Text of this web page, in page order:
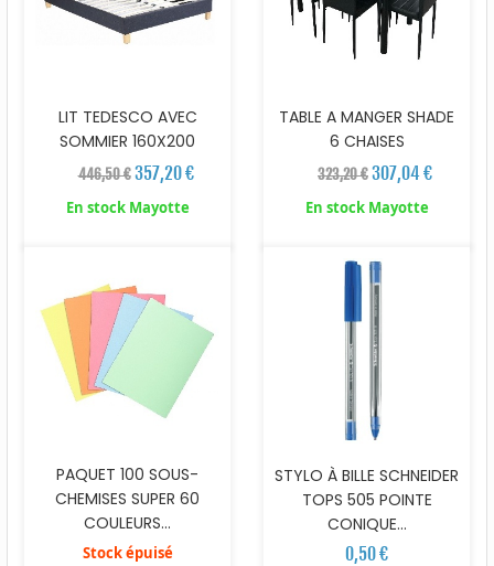
LIT TEDESCO AVEC
SOMMIER 160X200
446,50 € 357,20 €
En stock Mayotte
TABLE A MANGER SHADE
6 CHAISES
323,20 €307,04 €
En stock Mayotte
PAQUET 100 SOUS-
CHEMISES SUPER 60
COULEURS...
Stock épuisé
STYLO À BILLE SCHNEIDER
TOPS 505 POINTE
CONIQUE...
0,50 €